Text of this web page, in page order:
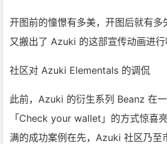
开图前的憧憬有多美，开图后就有多
又搬出了 Azuki 的这部宣传动画进行
社区对 Azuki Elementals 的调侃
此前，Azuki 的衍生系列 Beanz 在
「Check your wallet」的方式惊喜
满的成功案例在先，Azuki 社区乃至